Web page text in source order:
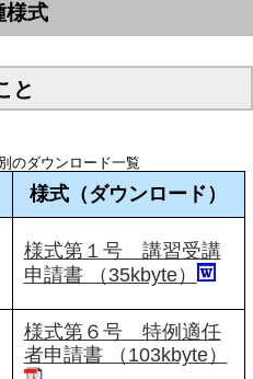
様式
と
のダウンロード一覧
様式（ダウンロード）
様式第１号 講習受講
申請書 （35kbyte）
様式第６号 特例適任
者申請書 （103kbyte）